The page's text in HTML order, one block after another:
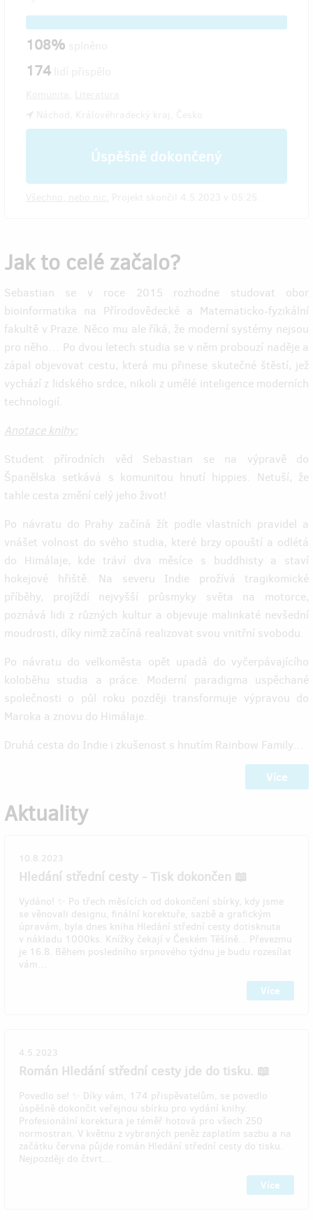
108%
174
Úspěšně dokončený
Jak to celé začalo?
Sebastian se v roce 2015 rozhodne studovat obor
bioinformatika na Přírodovědecké a Matematicko-fyzikální
fakultě v Praze. Něco mu ale říká, že moderní systémy nejsou
pro něho… Po dvou letech studia se v něm probouzí naděje a
zápal objevovat cestu, která mu přinese skutečné štěstí, jež
vychází z lidského srdce, nikoli z umělé inteligence moderních
technologií.
Anotace knihy:
Student přírodních věd Sebastian se na výpravě do
Španělska setkává s komunitou hnutí hippies. Netuší, že
tahle cesta změní celý jeho život!
Po návratu do Prahy začíná žít podle vlastních pravidel a
vnášet volnost do svého studia, které brzy opouští a odlétá
do Himálaje, kde tráví dva měsíce s buddhisty a staví
hokejové hřiště. Na severu Indie prožívá tragikomické
příběhy, projíždí nejvyšší průsmyky světa na motorce,
poznává lidi z různých kultur a objevuje malinkaté nevšední
moudrosti, díky nimž začíná realizovat svou vnitřní svobodu.
Po návratu do velkoměsta opět upadá do vyčerpávajícího
koloběhu studia a práce. Moderní paradigma uspěchané
společnosti o půl roku později transformuje výpravou do
Maroka a znovu do Himálaje.
Druhá cesta do Indie i zkušenost s hnutím Rainbow Family…
Více
Aktuality
10.8.2023
Hledání střední cesty - Tisk dokončen 📖
Vydáno! ✨ Po třech měsících od dokončení sbírky, kdy jsme
se věnovali designu, finální korektuře, sazbě a grafickým
úpravám, byla dnes kniha Hledání střední cesty dotisknuta
v nákladu 1000ks. Knížky čekají v Českém Těšíně... Převezmu
je 16.8. Během posledního srpnového týdnu je budu rozesílat
vám…
Více
4.5.2023
Román Hledání střední cesty jde do tisku. 📖
Povedlo se! ✨ Díky vám, 174 přispěvatelům, se povedlo
úspěšně dokončit veřejnou sbírku pro vydání knihy.
Profesionální korektura je téměř hotová pro všech 250
normostran. V květnu z vybraných peněz zaplatím sazbu a na
začátku června půjde román Hledání střední cesty do tisku.
Nejpozději do čtvrt…
Více